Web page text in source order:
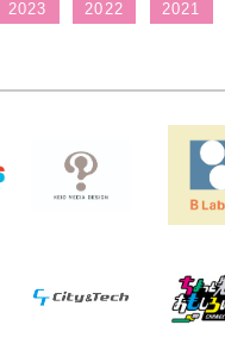
2023 2022 2021